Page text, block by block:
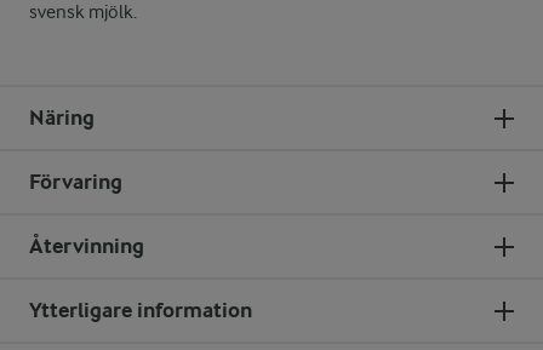
svensk mjölk.
Näring
Förvaring
Återvinning
Ytterligare information